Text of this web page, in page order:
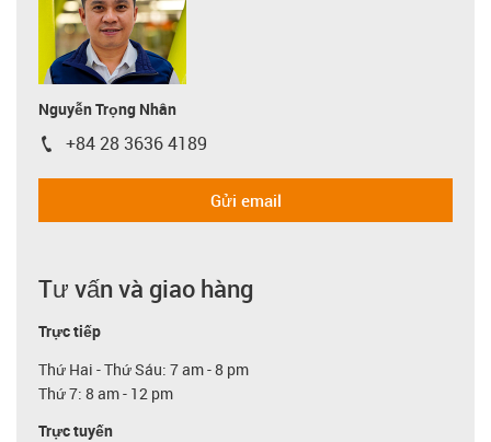
Nguyễn Trọng Nhân
igus-icon-phone
+84 28 3636 4189
Gửi email
Tư vấn và giao hàng
Trực tiếp
Thứ Hai - Thứ Sáu: 7 am - 8 pm
Thứ 7: 8 am - 12 pm
Trực tuyến